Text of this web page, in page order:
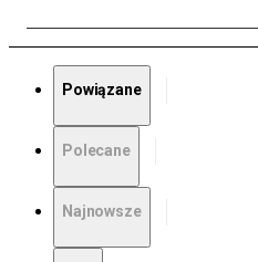
Powiązane
Polecane
Najnowsze